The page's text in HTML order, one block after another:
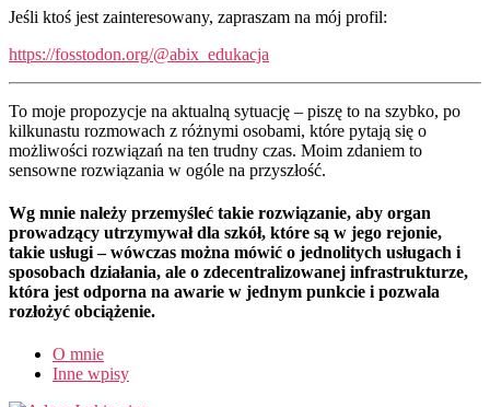
Jeśli ktoś jest zainteresowany, zapraszam na mój profil:
https://fosstodon.org/@abix_edukacja
To moje propozycje na aktualną sytuację – piszę to na szybko, po
kilkunastu rozmowach z różnymi osobami, które pytają się o
możliwości rozwiązań na ten trudny czas. Moim zdaniem to
sensowne rozwiązania w ogóle na przyszłość.
Wg mnie należy przemyśleć takie rozwiązanie, aby organ
prowadzący utrzymywał dla szkół, które są w jego rejonie,
takie usługi – wówczas można mówić o jednolitych usługach i
sposobach działania, ale o zdecentralizowanej infrastrukturze,
która jest odporna na awarie w jednym punkcie i pozwala
rozłożyć obciążenie.
O mnie
Inne wpisy